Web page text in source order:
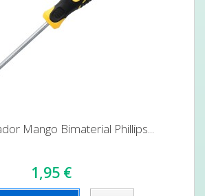
Mango Bimaterial Phillips...
1,95 €